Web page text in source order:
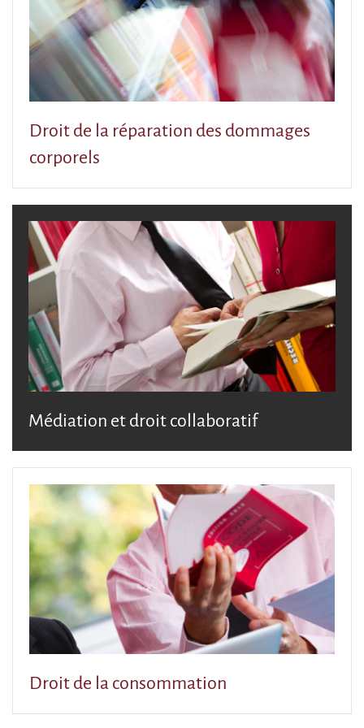
Droit de la réparation des dommages
corporels
Médiation et droit collaboratif
Droit de la consommation